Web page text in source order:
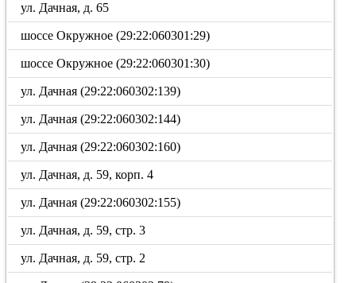
ул. Дачная, д. 65
шоссе Окружное (29:22:060301:29)
шоссе Окружное (29:22:060301:30)
ул. Дачная (29:22:060302:139)
ул. Дачная (29:22:060302:144)
ул. Дачная (29:22:060302:160)
ул. Дачная, д. 59, корп. 4
ул. Дачная (29:22:060302:155)
ул. Дачная, д. 59, стр. 3
ул. Дачная, д. 59, стр. 2